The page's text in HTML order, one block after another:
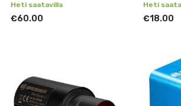
kalibrointiin
Heti saatavilla
€60.00
Heti
€18.00